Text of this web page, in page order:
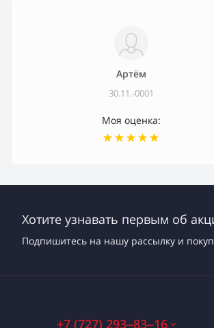
Артём
30.11.-0001
Моя оценка:
Хотите узнавать первым об
Подпишитесь на нашу рассылку и
+7 (727) 293‒83‒16